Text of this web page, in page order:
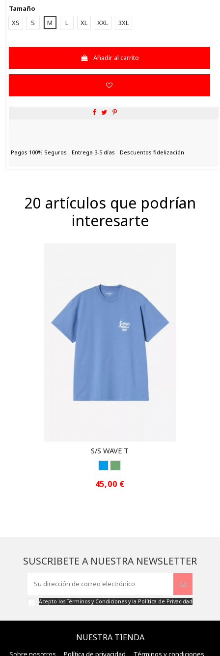
Tamaño
XS
S M L XL XXL 3XL
Añadir al carrito
Pagos 100% Seguros Entrega 3-5 días Descuentos fidelización
20 artículos que podrían
interesarte
S/S WAVE T
45,00 €
SUSCRIBETE A NUESTRA NEWSLETTER
Acepto losTérminos y Condicionesy la Política de Privacidad
NUESTRA TIENDA
Sobre nosotros Política de privacidad Términos y condiciones